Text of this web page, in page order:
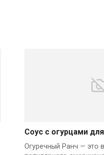
Соус с огурцами
Огуречный Ранч — это